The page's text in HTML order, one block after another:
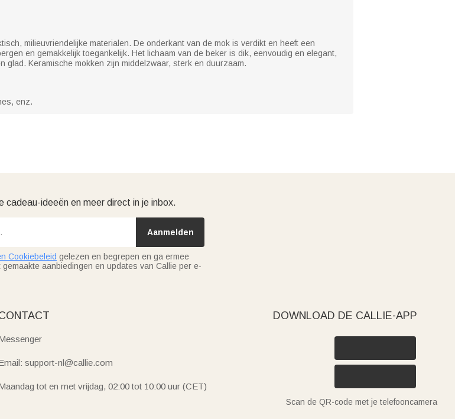
milieuvriendelijke materialen. De onderkant van de mok is verdikt en heeft een
en gemakkelijk toegankelijk. Het lichaam van de beker is dik, eenvoudig en elegant,
Keramische mokken zijn middelzwaar, sterk en duurzaam.
enz.
cadeau-ideeën en meer direct in je inbox.
Aanmelden
Cookiebeleid gelezen en begrepen en ga ermee
gemaakte aanbiedingen en updates van Callie per e-
support-nl@callie.com
tot en met vrijdag, 02:00 tot 10:00 uur (CET)
DOWNLOAD DE CALLIE-APP
Scan de QR-code met je telefooncamera